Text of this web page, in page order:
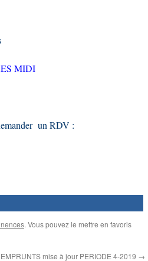
MIDI
un RDV :
. Vous pouvez le mettre en favoris
mise à jour PERIODE 4-2019 →